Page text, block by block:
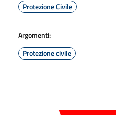
Protezione Civile
Argomenti:
Protezione civile